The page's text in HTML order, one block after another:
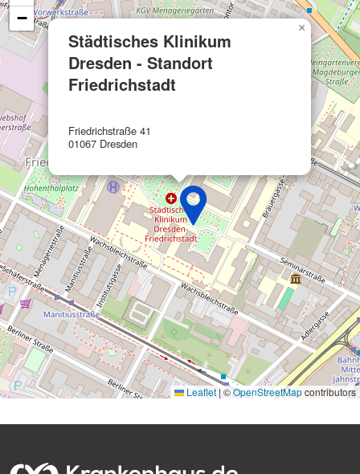
Städtisches Klinikum
Dresden - Standort
Friedrichstadt
Friedrichstraße 41
01067 Dresden
×
−
Leaflet |©OpenStreetMapcontributors
Funktional
Werbung